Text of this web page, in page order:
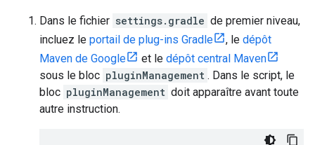
Dans le fichier settings.gradle de premier niveau,
incluez le portail de plug-ins Gradle , le dépôt
Maven de Google
et le dépôt central Maven
sous le bloc pluginManagement . Dans le script, le
bloc pluginManagement doit apparaître avant toute
autre instruction.